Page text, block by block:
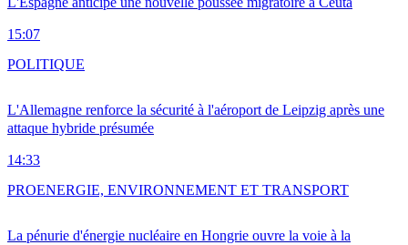
15:07
L'Allemagne renforce la sécurité à l'aéroport de Leipzig après une
attaque hybride présumée
14:33
POLITIQUE
La pénurie d'énergie nucléaire en Hongrie ouvre la voie à la
PROENERGIE, ENVIRONNEMENT ET TRANSPORT